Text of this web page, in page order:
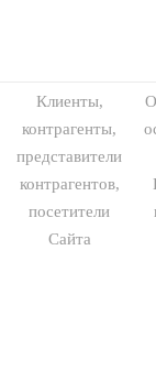
Клиенты,
контрагенты,
представители
контрагентов,
посетители
Сайта